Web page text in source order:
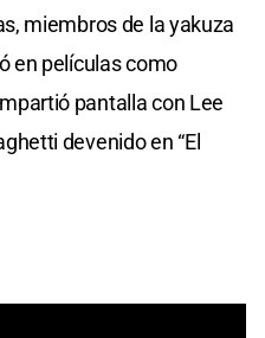
miembros de la yakuza
en películas como
pantalla con Lee
devenido en “El